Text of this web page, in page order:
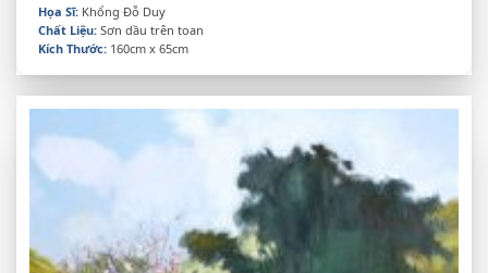
Họa Sĩ: Khổng Đỗ Duy
Chất Liệu: Sơn dầu trên toan
Kích Thước: 160cm x 65cm